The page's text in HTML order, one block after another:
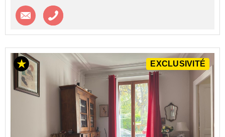
Contacter l'agence
EXCLUSIVITÉ